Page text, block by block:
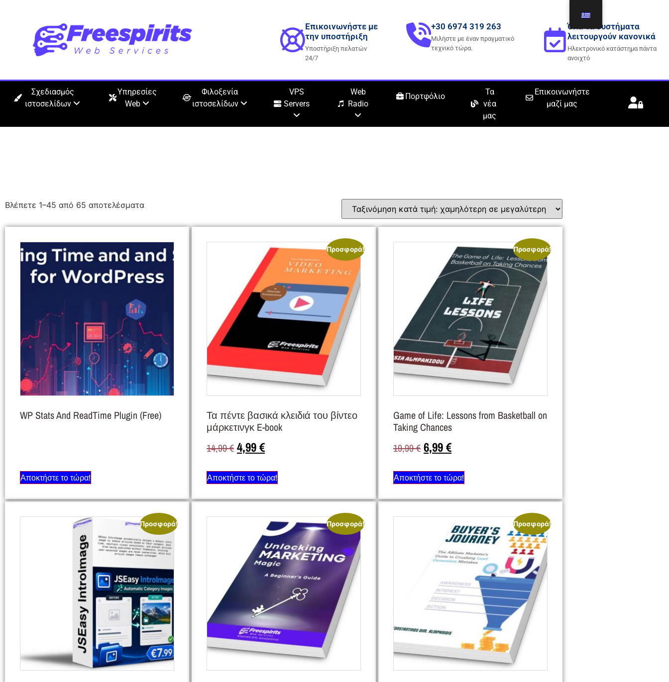
Επικοινωνήστε με
την υποστήριξη
Υποστήριξη πελατών
24/7
+30 6974 319 263
Μιλήστε με έναν πραγματικό
τεχνικό τώρα.
Όλα τα συστήματα
λειτουργούν κανονικά
Ηλεκτρονικό κατάστημα πάντα
ανοιχτό
Σχεδιασμός
ιστοσελίδων
Υπηρεσίες
Web
Φιλοξενία
ιστοσελίδων
VPS
Servers
Web
Radio
Πορτφόλιο
Τα
νέα
μας
Επικοινωνήστε
μαζί μας
Βλέπετε 1–45 από 65 αποτελέσματα
WP Stats And ReadTime Plugin (Free)
Αποκτήστε το τώρα!
Προσφορά!
Τα πέντε βασικά κλειδιά του βίντεο
μάρκετινγκ E-book
14,99€ 4,99€
Αποκτήστε το τώρα!
Προσφορά!
Game of Life: Lessons from Basketball on
Taking Chances
19,99€ 6,99€
Αποκτήστε το τώρα!
Προσφορά! Προσφορά! Προσφορά!